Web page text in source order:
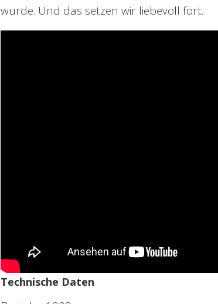
wurde. Und das setzen wir liebevoll fort.
Technische Daten